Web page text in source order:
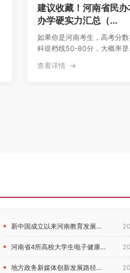
建议收藏！河南省民
办学硬实力汇总（...
如果你是河南考生，高考分
科提档线50-80分，大概率是
查看详情
新中国成立以来河南教育发展的历史脉络考察
河南省4所高校大学生电子健康素养现状及影响因素研究
地方政务新媒体创新发展路径研究——以河南省教育厅新媒体为例